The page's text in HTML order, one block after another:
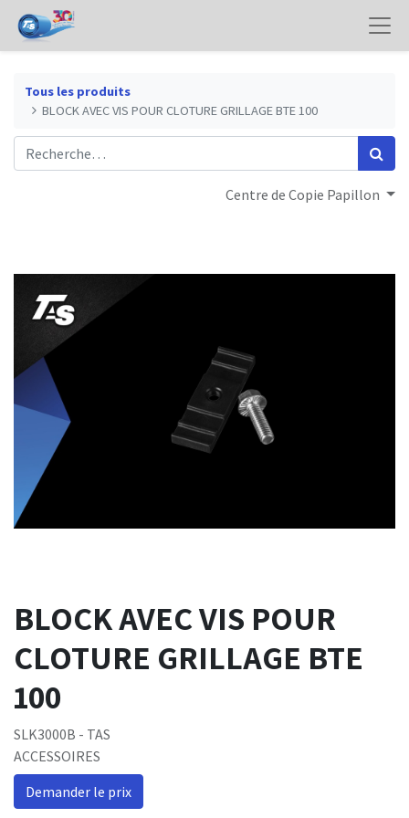
Tous les produits
BLOCK AVEC VIS POUR CLOTURE GRILLAGE BTE 100
Centre de Copie Papillon
BLOCK AVEC VIS POUR
CLOTURE GRILLAGE BTE
100
SLK3000B - TAS
ACCESSOIRES
Demander le prix